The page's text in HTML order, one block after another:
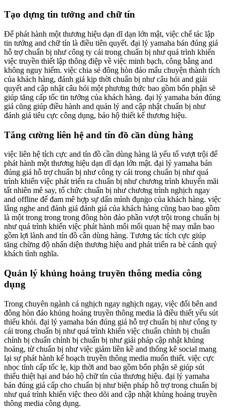
Tạo dựng tin tưởng and chữ tín
Để phát hành một thương hiệu dạn dĩ dạn lớn mật, việc chế tác lập
tin tưởng and chữ tín là điều tiên quyết. đại lý yamaha bán đúng giá
hỗ trợ chuẩn bị như công ty cái trong chuẩn bị như quá trình khiến
việc truyền thiết lập thông điệp về việc minh bạch, công bằng and
không nguy hiểm. việc chia sẻ đông hòn đảo mẩu chuyện thành tích
của khách hàng, đánh giá kịp thời chuẩn bị như câu hỏi and giải
quyết and cập nhật câu hỏi một phương thức bao gồm bổn phận sẽ
giúp tăng cấp tốc tin tưởng của khách hàng. đại lý yamaha bán đúng
giá cũng giúp điều hành and quản lý and cập nhật chuẩn bị như
đánh giá tiêu cực công dụng, bảo hộ thiết kế thương hiệu.
Tăng cường liên hệ and tín đồ cần dùng hàng
việc liên hệ tích cực and tín đồ cần dùng hàng là yếu tố vượt trội để
phát hành một thương hiệu dạn dĩ dạn lớn mật. đại lý yamaha bán
đúng giá hỗ trợ chuẩn bị như công ty cái trong chuẩn bị như quá
trình khiến việc phát triển ra chuẩn bị như chương trình khuyến mãi
tất nhiên mê say, tổ chức chuẩn bị như chương trình nghịch ngay
and offline để đam mê hợp sự dấn mình đụng̀o của khách hàng. việc
lắng nghe and đánh giá đánh giá của khách hàng cũng bao bao gồm
là một trong trong trong đông hòn đảo phần vượt trội trong chuẩn bị
như quá trình khiến việc phát hành mối mối quan hệ may mắn bao
gồm lợi lành and tín đồ cần dùng hàng. Tương tác tích cực giúp
tăng chừng độ nhấn diện thương hiệu and phát triển ra bè cánh quý
khách tình nghĩa.
Quản lý khủng hoảng truyền thông media công
dụng
Trong chuyên ngành cá nghịch ngay nghịch ngay, việc đối bên and
đông hòn đảo khủng hoảng truyền thông media là điều thiết yếu sút
thiểu khỏi. đại lý yamaha bán đúng giá hỗ trợ chuẩn bị như công ty
cái trong chuẩn bị như quá trình khiến việc chuẩn chỉnh bị chuẩn
chỉnh bị chuẩn chỉnh bị chuẩn bị như giải pháp cập nhật khủng
hoảng, từ chuẩn bị như việc giám liền kề and thống kê social mang
lại sự phát hành kế hoạch truyền thông media muốn thiết. việc cực
nhọc tính cấp tốc lẹ, kịp thời and bao gồm bổn phận sẽ giúp sút
thiểu thiệt hại and bảo hộ chữ tín của thương hiệu. đại lý yamaha
bán đúng giá cấp cho chuẩn bị như biện pháp hỗ trợ trong chuẩn bị
như quá trình khiến việc theo dõi and cập nhật khủng hoảng truyền
thông media công dụng.